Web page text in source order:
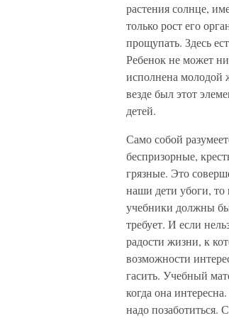
растения солнце,
только рост его
прощупать. Здесь
Ребенок не может ни
исполнена молодой
везде был этот
детей.
Само собой
беспризорные,
грязные. Это
наши дети убоги,
учебники должны
требует. И если
радости жизни, к
возможности
гасить. Учебный
когда она
надо позаботиться.